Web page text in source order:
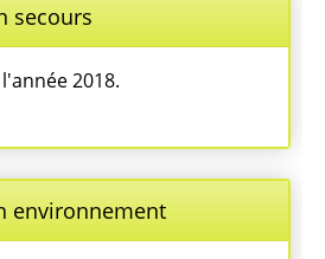
secours
2018.
environnement